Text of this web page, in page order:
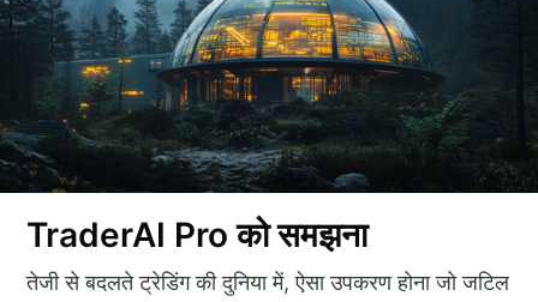
TraderAI Pro को समझना
तेजी से बदलते ट्रेडिंग की दुनिया में, ऐसा उपकरण होना जो जटिल